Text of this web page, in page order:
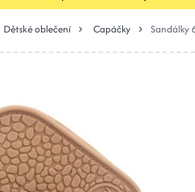
Dětské oblečení Capáčky Sandálky